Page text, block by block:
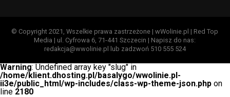
© Copyright 2021, Wszelkie prawa zastrzeżone | wWolinie.pl | Red Top
Media | ul. Cyfrowa 6, 71-441 Szczecin | Napisz do nas:
redakcja@wwolinie.pl lub zadzwoń 510 555 524
Warning: Undefined array key "slug" in
/home/klient.dhosting.pl/basalygo/wwolinie.pl-
ii3e/public_html/wp-includes/class-wp-theme-json.php on
line 2180